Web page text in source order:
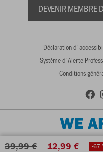
39,99 € 12,99 € -67
DEVENIR MEMBRE
Déclaration
Système d'Alerte
Conditions
WE